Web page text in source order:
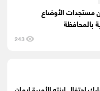
مستجدات الأوضاع
بالمحافظة
243